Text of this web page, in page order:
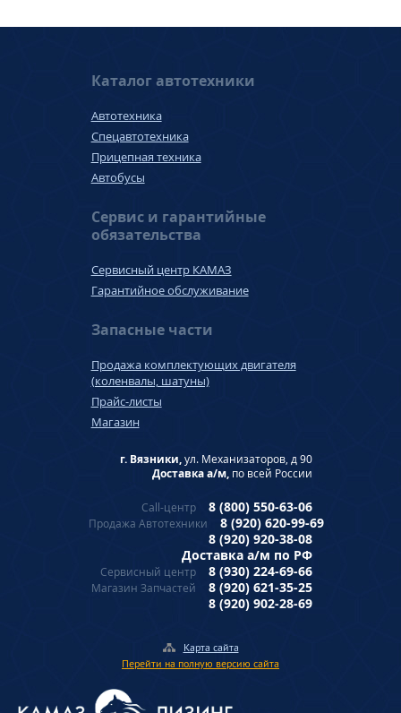
Каталог автотехники
Автотехника
Спецавтотехника
Прицепная техника
Автобусы
Сервис и гарантийные
обязательства
Сервисный центр КАМАЗ
Гарантийное обслуживание
Запасные части
Продажа комплектующих двигателя
(коленвалы, шатуны)
Прайс-листы
Магазин
г. Вязники,ул. Механизаторов, д 90
Доставка а/м, по всей России
Call-центр 8 (800) 550-63-06
Продажа Автотехники
8 (920) 620-99-69
8 (920) 920-38-08
Доставка а/м по РФ
Сервисный центр 8 (930) 224-69-66
Магазин Запчастей
8 (920) 621-35-25
8 (920) 902-28-69
Карта сайта
Перейти на полную версию сайта